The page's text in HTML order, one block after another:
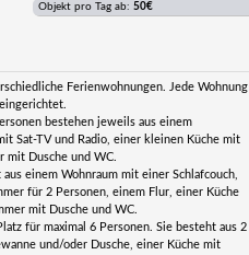
Objekt pro Tag ab: 50€
Ferienwohnungen. Jede Wohnung
bestehen jeweils aus einem
Sat-TV und Radio, einer kleinen Küche mit
mit Dusche und WC.
einem Wohnraum mit einer Schlafcouch,
für 2 Personen, einem Flur, einer Küche
mit Dusche und WC.
für maximal 6 Personen. Sie besteht aus 2
und/oder Dusche, einer Küche mit